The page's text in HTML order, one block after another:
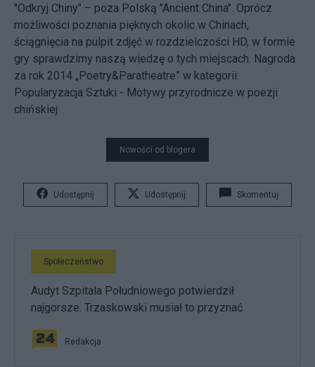
"Odkryj Chiny" – poza Polską "Ancient China". Oprócz
możliwości poznania pięknych okolic w Chinach,
ściągnięcia na pulpit zdjęć w rozdzielczości HD, w formie
gry sprawdzimy naszą wiedzę o tych miejscach. Nagroda
za rok 2014 „Poetry&Paratheatre” w kategorii:
Popularyzacja Sztuki - Motywy przyrodnicze w poezji
chińskiej
Nowości od blogera
Udostępnij Udostępnij Skomentuj
Społeczeństwo
Audyt Szpitala Południowego potwierdził
najgorsze. Trzaskowski musiał to przyznać
Redakcja